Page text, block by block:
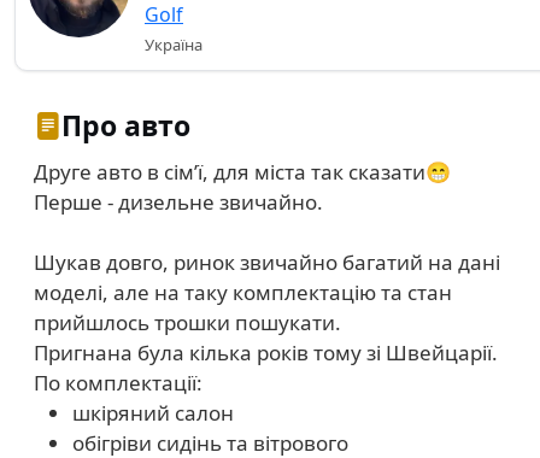
Golf
Україна
Про авто
Друге авто в сімʼї, для міста так сказати😁
Перше - дизельне звичайно.
Шукав довго, ринок звичайно багатий на дані
моделі, але на таку комплектацію та стан
прийшлось трошки пошукати.
Пригнана була кілька років тому зі Швейцарії.
По комплектації:
шкіряний салон
обігріви сидінь та вітрового